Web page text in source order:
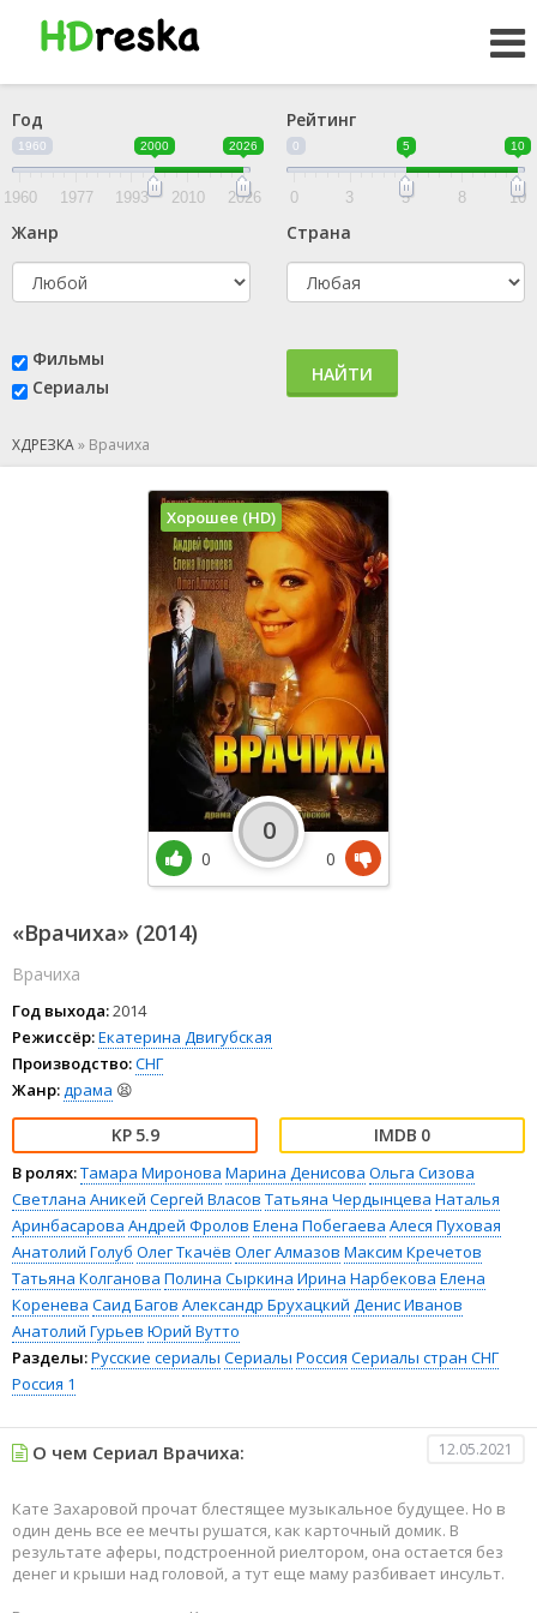
Год
1960 2000 2026
1960 1977 1993 2010 2026
Рейтинг
0 5 10
0 3 5 8 10
Жанр Страна
Фильмы
Сериалы
НАЙТИ
ХДРЕЗКА» Врачиха
«Врачиха» (2014)
Врачиха
Год выхода:2014
Режиссёр:Екатерина Двигубская
Производство:СНГ
Жанр:драма 😫
5.9 0
В ролях:Тамара Миронова Марина Денисова Ольга Сизова
Светлана Аникей Сергей Власов Татьяна Чердынцева Наталья
Аринбасарова Андрей Фролов Елена Побегаева Алеся Пуховая
Анатолий Голуб Олег Ткачёв Олег Алмазов Максим Кречетов
Татьяна Колганова Полина Сыркина Ирина Нарбекова Елена
Коренева Саид Багов Александр Брухацкий Денис Иванов
Анатолий Гурьев Юрий Вутто
Разделы:Русские сериалы Сериалы Россия Сериалы стран СНГ
Россия 1
Хорошее (HD)
0
0
0
О чем Сериал Врачиха: 12.05.2021
Кате Захаровой прочат блестящее музыкальное будущее. Но в
один день все ее мечты рушатся, как карточный домик. В
результате аферы, подстроенной риелтором, она остается без
денег и крыши над головой, а тут еще маму разбивает инсульт.